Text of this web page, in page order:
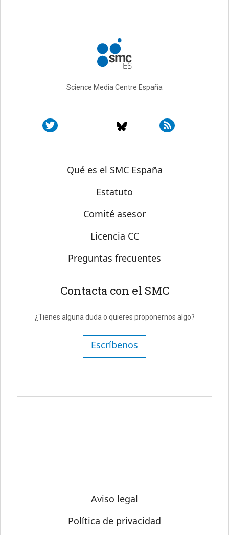
Science Media Centre España
Sobre SMC España
Qué es el SMC España
Estatuto
Comité asesor
Licencia CC
Preguntas frecuentes
Contacta con el SMC
¿Tienes alguna duda o quieres proponernos algo?
Escríbenos
Aviso legal
Política de privacidad